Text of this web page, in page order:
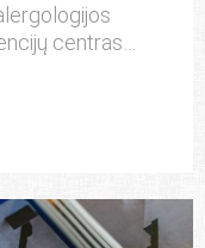
centras
sveikatos
ir
Sergančiųjų
[…]